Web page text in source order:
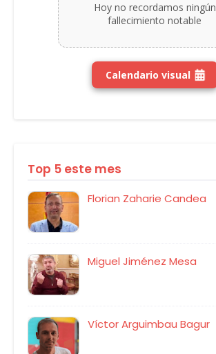
Hoy no recordamos ningún
fallecimiento notable
Calendario visual
Top 5 este mes
Florian Zaharie Candea
Miguel Jiménez Mesa
Víctor Arguimbau Bagur